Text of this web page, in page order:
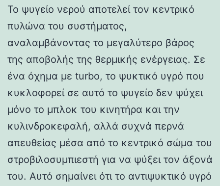
Το ψυγείο νερού αποτελεί τον κεντρικό
πυλώνα του συστήματος,
αναλαμβάνοντας το μεγαλύτερο βάρος
της αποβολής της θερμικής ενέργειας. Σε
ένα όχημα με turbo, το ψυκτικό υγρό που
κυκλοφορεί σε αυτό το ψυγείο δεν ψύχει
μόνο το μπλοκ του κινητήρα και την
κυλινδροκεφαλή, αλλά συχνά περνά
απευθείας μέσα από το κεντρικό σώμα του
στροβιλοσυμπιεστή για να ψύξει τον άξονά
του. Αυτό σημαίνει ότι το αντιψυκτικό υγρό